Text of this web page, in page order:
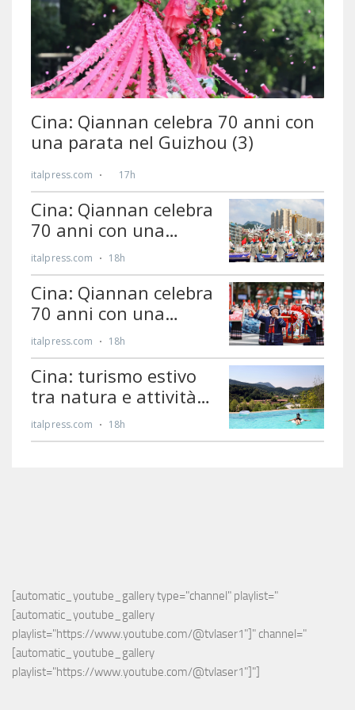
[automatic_youtube_gallery type="channel" playlist="
[automatic_youtube_gallery
playlist="https://www.youtube.com/@tvlaser1"]" channel="
[automatic_youtube_gallery
playlist="https://www.youtube.com/@tvlaser1"]"]